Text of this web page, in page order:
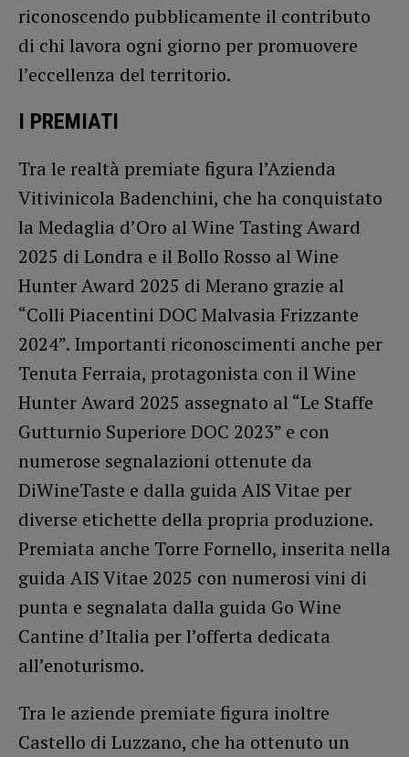
riconoscendo pubblicamente il contributo
di chi lavora ogni giorno per promuovere
l’eccellenza del territorio.
I PREMIATI
Tra le realtà premiate figura l’Azienda
Vitivinicola Badenchini, che ha conquistato
la Medaglia d’Oro al Wine Tasting Award
2025 di Londra e il Bollo Rosso al Wine
Hunter Award 2025 di Merano grazie al
“Colli Piacentini DOC Malvasia Frizzante
2024”. Importanti riconoscimenti anche per
Tenuta Ferraia, protagonista con il Wine
Hunter Award 2025 assegnato al “Le Staffe
Gutturnio Superiore DOC 2023” e con
numerose segnalazioni ottenute da
DiWineTaste e dalla guida AIS Vitae per
diverse etichette della propria produzione.
Premiata anche Torre Fornello, inserita nella
guida AIS Vitae 2025 con numerosi vini di
punta e segnalata dalla guida Go Wine
Cantine d’Italia per l’offerta dedicata
all’enoturismo.
Tra le aziende premiate figura inoltre
Castello di Luzzano, che ha ottenuto un